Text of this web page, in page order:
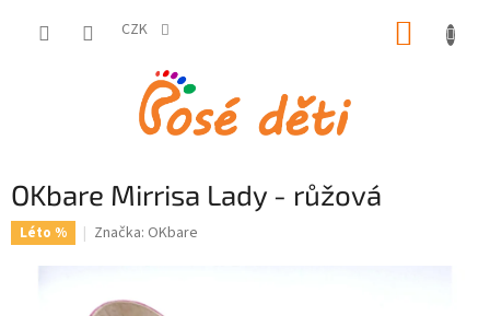
CZK
OKbare Mirrisa Lady - růžová
Léto % Značka: OKbare